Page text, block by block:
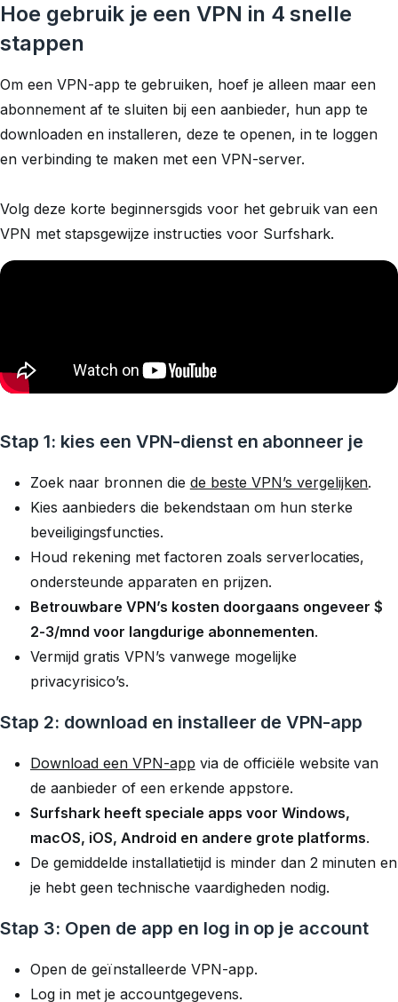
Hoe gebruik je een VPN in 4 snelle
stappen
Om een VPN-app te gebruiken, hoef je alleen maar een
abonnement af te sluiten bij een aanbieder, hun app te
downloaden en installeren, deze te openen, in te loggen
en verbinding te maken met een VPN-server.
Volg deze korte beginnersgids voor het gebruik van een
VPN met stapsgewijze instructies voor Surfshark.
Stap 1: kies een VPN-dienst en abonneer je
Zoek naar bronnen die de beste VPN’s vergelijken.
Kies aanbieders die bekendstaan om hun sterke
beveiligingsfuncties.
Houd rekening met factoren zoals serverlocaties,
ondersteunde apparaten en prijzen.
Betrouwbare VPN’s kosten doorgaans ongeveer $
2-3/mnd voor langdurige abonnementen.
Vermijd gratis VPN’s vanwege mogelijke
privacyrisico’s.
Stap 2: download en installeer de VPN-app
Download een VPN-app via de officiële website van
de aanbieder of een erkende appstore.
Surfshark heeft speciale apps voor Windows,
macOS, iOS, Android en andere grote platforms.
De gemiddelde installatietijd is minder dan 2 minuten en
je hebt geen technische vaardigheden nodig.
Stap 3: Open de app en log in op je account
Open de geïnstalleerde VPN-app.
Log in met je accountgegevens.